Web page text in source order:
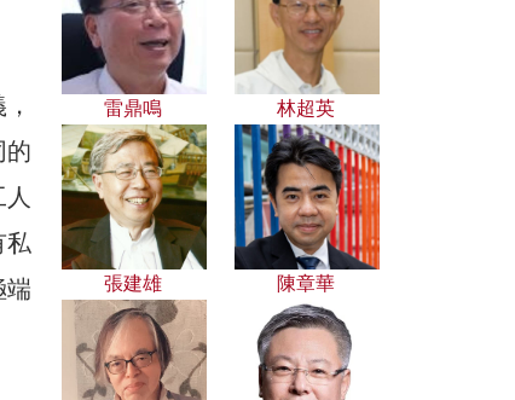
的
私
端
雷鼎鳴 林超英
張建雄 陳章華